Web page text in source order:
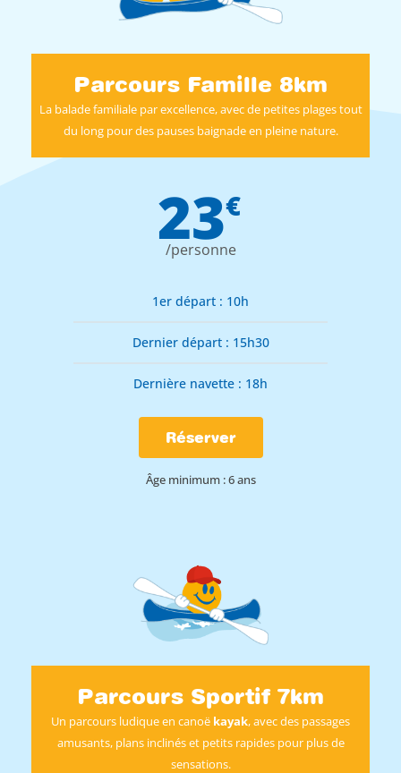
Parcours Famille 8km
La balade familiale par excellence, avec de petites plages tout
du long pour des pauses baignade en pleine nature.
23€
/personne
1er départ : 10h
Dernier départ : 15h30
Dernière navette : 18h
Réserver
Âge minimum : 6 ans
Parcours Sportif 7km
Un parcours ludique en canoë kayak, avec des passages
amusants, plans inclinés et petits rapides pour plus de
sensations.